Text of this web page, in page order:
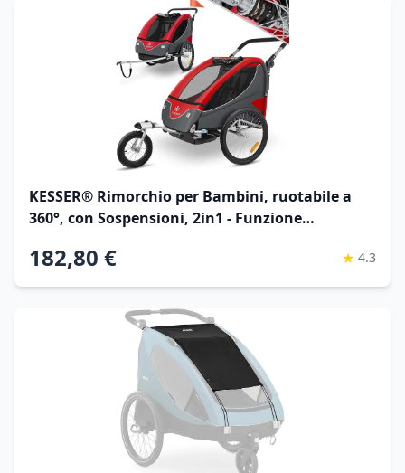
KESSER® Rimorchio per Bambini, ruotabile a
360°, con Sospensioni, 2in1 - Funzione
Bambini/max. 40kg
182,80 € ★ 4.3